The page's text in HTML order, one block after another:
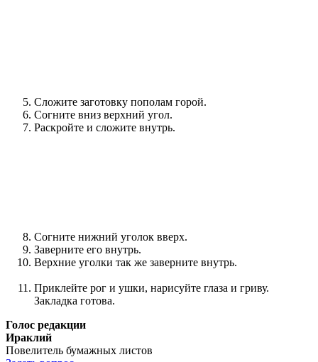
Сложите заготовку пополам горой.
Согните вниз верхний угол.
Раскройте и сложите внутрь.
Согните нижний уголок вверх.
Заверните его внутрь.
Верхние уголки так же заверните внутрь.
Приклейте рог и ушки, нарисуйте глаза и гриву.
Закладка готова.
Голос редакции
Ираклий
Повелитель бумажных листов